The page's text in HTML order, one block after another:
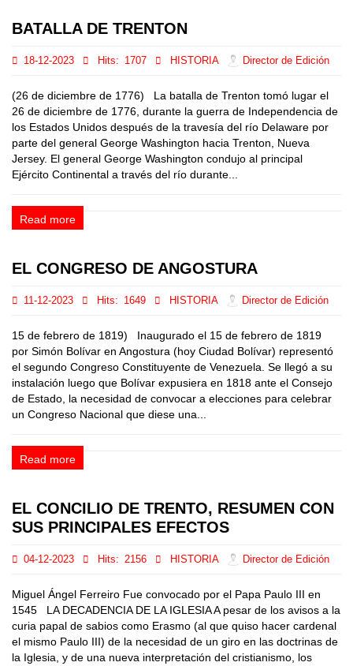
BATALLA DE TRENTON
18-12-2023 Hits: 1707 HISTORIA Director de Edición
(26 de diciembre de 1776) La batalla de Trenton tomó lugar el
26 de diciembre de 1776, durante la guerra de Independencia de
los Estados Unidos después de la travesía del río Delaware por
parte del general George Washington hacia Trenton, Nueva
Jersey. El general George Washington condujo al principal
Ejército Continental a través del río durante...
Read more
EL CONGRESO DE ANGOSTURA
11-12-2023 Hits: 1649 HISTORIA Director de Edición
15 de febrero de 1819) Inaugurado el 15 de febrero de 1819
por Simón Bolívar en Angostura (hoy Ciudad Bolívar) representó
el segundo Congreso Constituyente de Venezuela. Se llegó a su
instalación luego que Bolívar expusiera en 1818 ante el Consejo
de Estado, la necesidad de convocar a elecciones para celebrar
un Congreso Nacional que diese una...
Read more
EL CONCILIO DE TRENTO, RESUMEN CON
SUS PRINCIPALES EFECTOS
04-12-2023 Hits: 2156 HISTORIA Director de Edición
Miguel Ángel Ferreiro Fue convocado por el Papa Paulo III en
1545 LA DECADENCIA DE LA IGLESIA A pesar de los avisos a la
curia papal de sabios como Erasmo (al que quiso hacer cardenal
el mismo Paulo III) de la necesidad de un giro en las doctrinas de
la Iglesia, y de una nueva interpretación del cristianismo, los